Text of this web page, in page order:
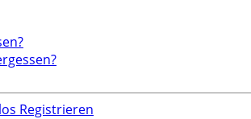
Registrieren